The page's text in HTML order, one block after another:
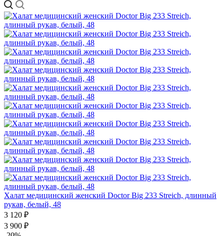
Халат медицинский женский Doctor Big 233 Streich, длинный
рукав, белый, 48
3 120 ₽
3 900 ₽